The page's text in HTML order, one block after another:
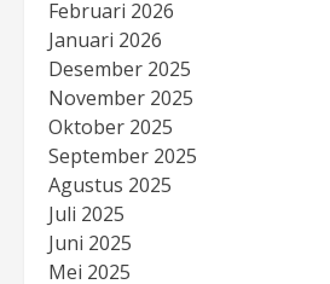
Februari 2026
Januari 2026
Desember 2025
November 2025
Oktober 2025
September 2025
Agustus 2025
Juli 2025
Juni 2025
Mei 2025